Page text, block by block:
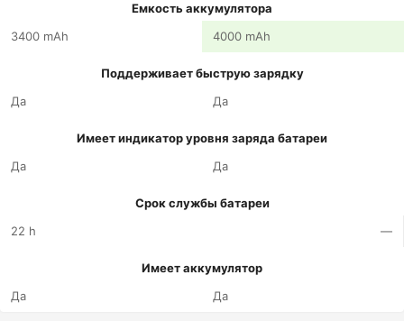
Емкость аккумулятора
3400 mAh
4000 mAh
Поддерживает быструю зарядку
Да
Да
Имеет индикатор уровня заряда батареи
Да
Да
Срок службы батареи
22 h
—
Имеет аккумулятор
Да
Да